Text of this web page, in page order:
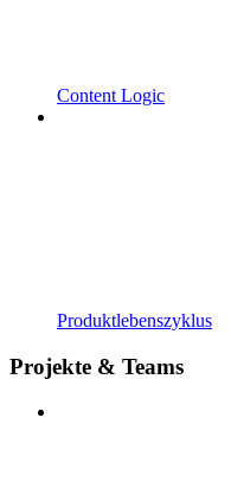
Content Logic
Produktlebenszyklus
Projekte & Teams